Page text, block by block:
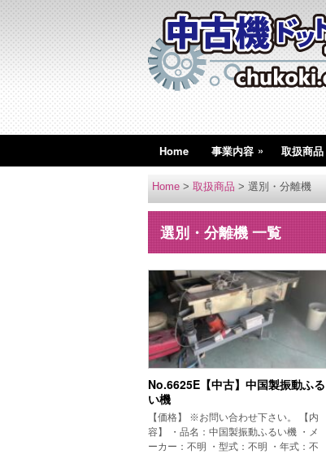
Home 事業内容 » 取扱商品
Home > 取扱商品 > 選別・分離機
選別・分離機 一覧
No.6625E【中古】中国製振動ふる
い機
【価格】 ※お問い合わせ下さい。 【内
容】 ・品名：中国製振動ふるい機 ・メ
ーカー：不明 ・型式：不明 ・年式：不